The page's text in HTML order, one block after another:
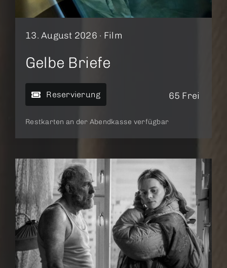
13. August 2026 · Film
Gelbe Briefe
Reservierung 65 Frei
Restkarten an der Abendkasse verfügbar